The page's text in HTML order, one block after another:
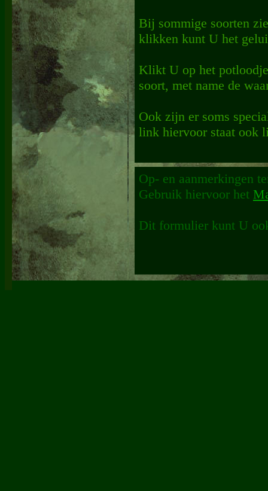
Bij sommige soorten
klikken kunt U het
Klikt U op het
soort, met name de
Ook zijn er soms
link hiervoor staat ook
Op- en aanmerkingen
Gebruik hiervoor het
Dit formulier kunt U